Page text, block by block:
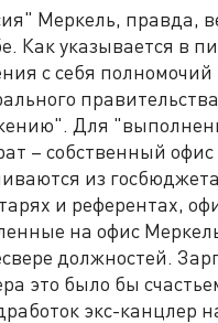
Меркель, правда,
Как указывается в
с себя
Для
– собственный офис
из
и референтах,
на офис
должностей.
это было бы
экс-канцлер